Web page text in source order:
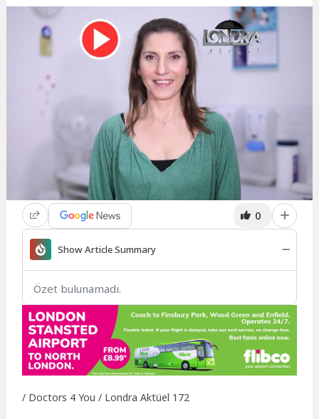
0
Show Article Summary
Özet bulunamadı.
/ Doctors 4 You / Londra Aktüel 172